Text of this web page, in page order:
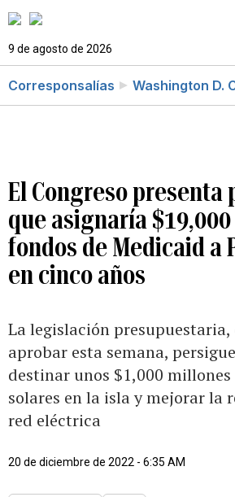
9 de agosto de 2026
Corresponsalías Washington D.
El Congreso presenta
que asignaría
fondos de Medicaid a
en cinco años
La legislación presupuestaria,
aprobar esta semana,
destinar unos $1,000
solares en la isla y mejorar la
red eléctrica
20 de diciembre de 2022 - 6:35 AM